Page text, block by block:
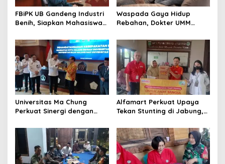
FBiPK UB Gandeng Industri
Benih, Siapkan Mahasiswa
Waspada Gaya Hidup
Rebahan, Dokter UMM
hingga Hipertensi
Universitas Ma Chung
Perkuat Sinergi dengan
Tingkatkan Layanan
Kesehatan Masyarakat
Alfamart Perkuat Upaya
Tekan Stunting di Jabung,
Satu Telur Sehari